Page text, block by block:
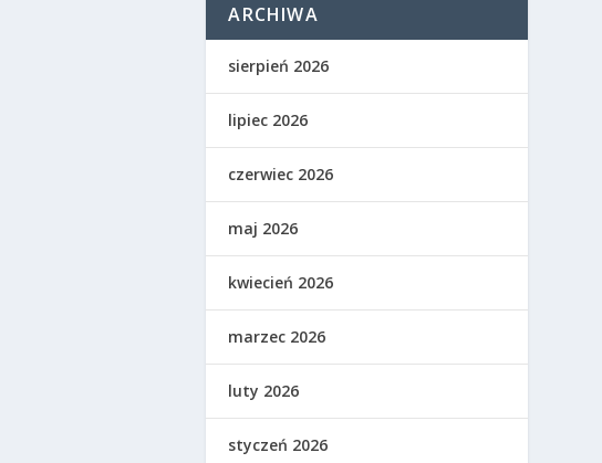
ARCHIWA
sierpień 2026
lipiec 2026
czerwiec 2026
maj 2026
kwiecień 2026
marzec 2026
luty 2026
styczeń 2026